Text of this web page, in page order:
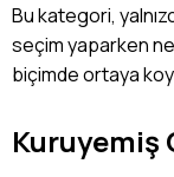
Bu kategori,
seçim yaparken
biçimde ortaya
Kuruyemiş